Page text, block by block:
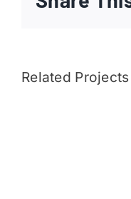
Related Projects